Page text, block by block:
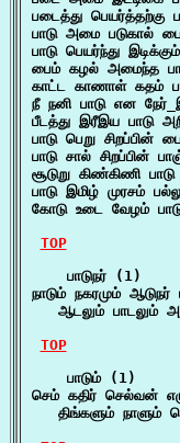
படைத்து
பாடு அமை படுகால்
பாடு பெயர்ந்து
பைம் கழல் அமைந்த
காட்ட காணாள் கதம்
நீ நனி பாடு என
பீடத்து இரீஇய பாடு
பாடு பெறு
பாடு சால் சிறப்பின்
சூடுறு கிண்கிணி
பாடு இமிழ் முரசம்
கோடு உடை வேழம்
TOP
    பாடுநர் (1)
நாடும் நகரமும் ஆடுநர்
ஆடலும் பாடலும்
TOP
    பாடும் (1)
செம் கதிர் செல்வன்
திங்களும் நாளும்